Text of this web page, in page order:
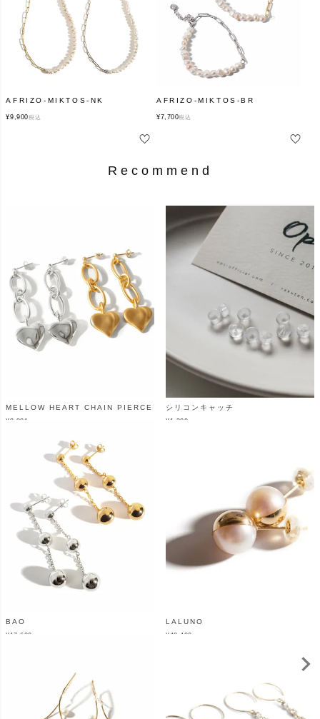
AFRIZO-MIKTOS-NK
¥9,900税込
AFRIZO-MIKTOS-BR
¥7,700税込
Recommend
MELLOW HEART CHAIN PIERCE
¥9,801
シリコンキャッチ
¥ 1,200
BAO
¥ 17,600
LALUNO
¥ 48,400